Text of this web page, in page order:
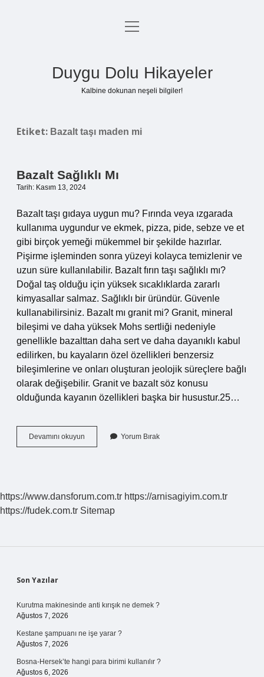
Anasayfa
menüyü
Duygu Dolu Hikayeler
Kalbine dokunan neşeli bilgiler!
Etiket: Bazalt taşı maden mi
Bazalt Sağlıklı Mı
Tarih: Kasım 13, 2024
Bazalt taşı gıdaya uygun mu? Fırında veya ızgarada
kullanıma uygundur ve ekmek, pizza, pide, sebze ve et
gibi birçok yemeği mükemmel bir şekilde hazırlar.
Pişirme işleminden sonra yüzeyi kolayca temizlenir ve
uzun süre kullanılabilir. Bazalt fırın taşı sağlıklı mı?
Doğal taş olduğu için yüksek sıcaklıklarda zararlı
kimyasallar salmaz. Sağlıklı bir üründür. Güvenle
kullanabilirsiniz. Bazalt mı granit mi? Granit, mineral
bileşimi ve daha yüksek Mohs sertliği nedeniyle
genellikle bazalttan daha sert ve daha dayanıklı kabul
edilirken, bu kayaların özel özellikleri benzersiz
bileşimlerine ve onları oluşturan jeolojik süreçlere bağlı
olarak değişebilir. Granit ve bazalt söz konusu
olduğunda kayanın özellikleri başka bir husustur.25…
Devamını okuyun
Sağlıklı
Yorum Bırak
https://www.dansforum.com.tr https://arnisagiyim.com.tr
https://fudek.com.tr Sitemap
Sidebar
Son Yazılar
Kurutma makinesinde anti kırışık ne demek ?
Ağustos 7, 2026
Kestane şampuanı ne işe yarar ?
Ağustos 7, 2026
Bosna-Hersek’te hangi para birimi kullanılır ?
Ağustos 6, 2026